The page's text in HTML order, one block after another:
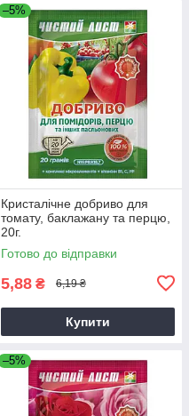
–5%
Кристалічне добриво для
томату, баклажану та перцю,
20г.
Готово до відправки
5,88 ₴ 6,19 ₴
Купити
–5%